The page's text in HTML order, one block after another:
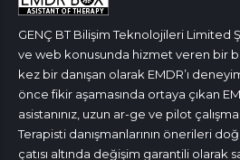
GENÇ BT Bilişim Teknolojileri Limited
ve web konusunda hizmet veren bir
kez bir danışan olarak EMDR’ı
önce fikir aşamasında ortaya çıkan
asistanınız, uzun ar-ge ve pilot
Terapisti danışmanlarının önerileri
çatısı altında değişim garantili olarak